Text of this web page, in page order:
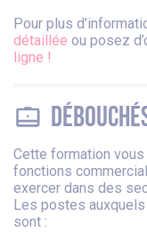
Pour plus
détaillée ou posez
ligne !
Cette formation
fonctions
exercer dans des
Les postes
sont :